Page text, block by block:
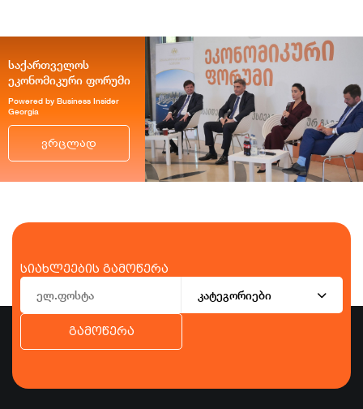
საქართველოს
ეკონომიკური ფორუმი
Powered by Business Insider
Georgia
ვრცლად
სიახლეების გამოწერა
კატეგორიები
გამოწერა